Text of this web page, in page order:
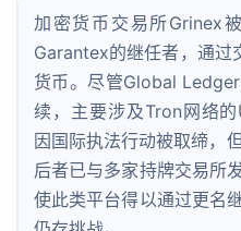
加密货币交易所Grinex
Garantex的继任者，通过
货币。尽管Global
续，主要涉及Tron网络
因国际执法行动被取缔，
后者已与多家持牌交易所
使此类平台得以通过更名